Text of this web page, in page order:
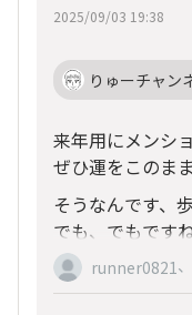
2025/09/03 19:38
りゅーチャン
来年用にメンシ
ぜひ運をこのま
そうなんです、
でも、でもです
でした😅😅
りゅーチャンネ
runner0821、